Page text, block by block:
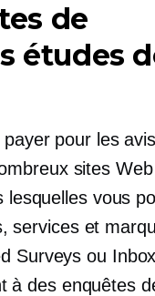
de
études
pour les
sites
vous
services et
Surveys ou
à des enquêtes